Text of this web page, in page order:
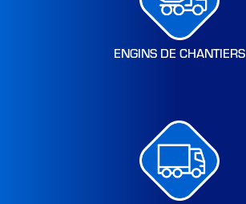
ENGINS DE CHANTIERS